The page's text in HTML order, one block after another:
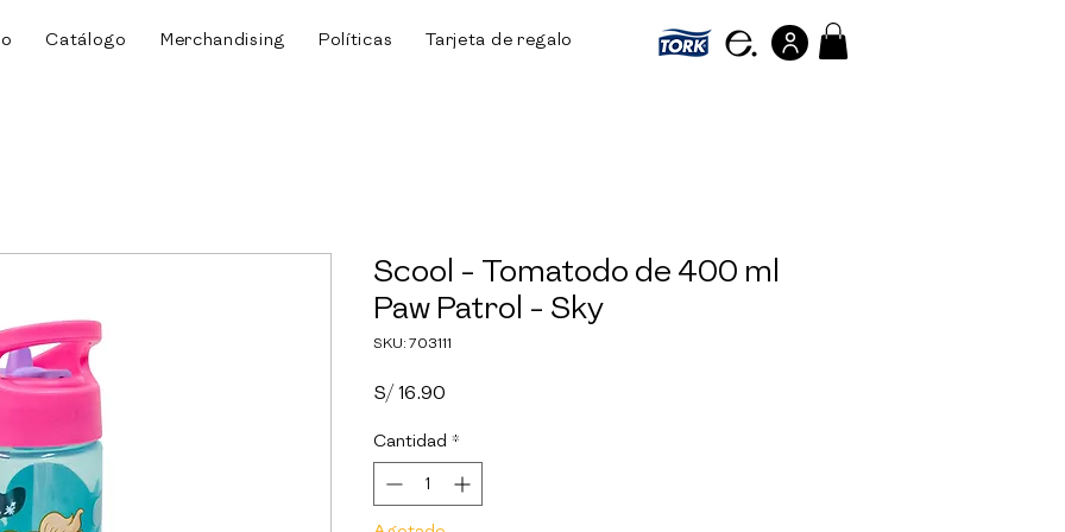
Catálogo Merchandising Políticas Tarjeta de regalo Referir personas
Scool - Tomatodo de 400 ml
Paw Patrol - Sky
SKU: 703111
S/ 16.90
Cantidad *